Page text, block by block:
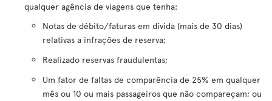
qualquer agência de viagens que tenha:
Notas de débito/faturas em dívida (mais de 30 dias)
relativas a infrações de reserva;
Realizado reservas fraudulentas;
Um fator de faltas de comparência de 25% em qualquer
mês ou 10 ou mais passageiros que não compareçam; ou